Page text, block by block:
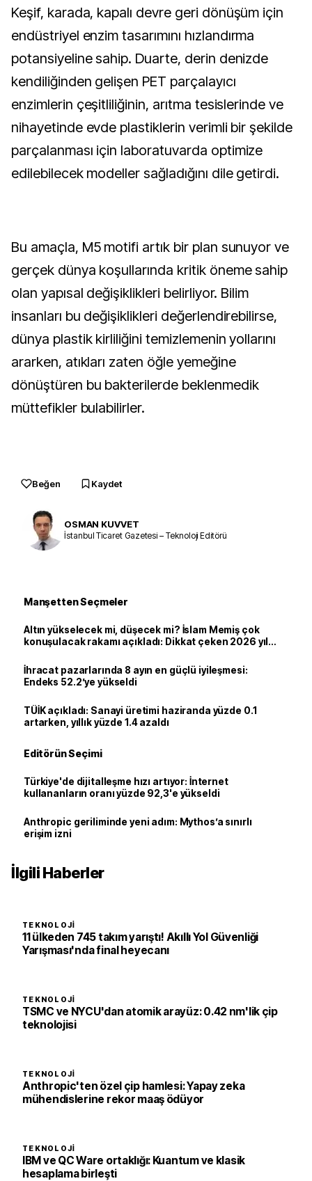
Keşif, karada, kapalı devre geri dönüşüm için
endüstriyel enzim tasarımını hızlandırma
potansiyeline sahip. Duarte, derin denizde
kendiliğinden gelişen PET parçalayıcı
enzimlerin çeşitliliğinin, arıtma tesislerinde ve
nihayetinde evde plastiklerin verimli bir şekilde
parçalanması için laboratuvarda optimize
edilebilecek modeller sağladığını dile getirdi.
Bu amaçla, M5 motifi artık bir plan sunuyor ve
gerçek dünya koşullarında kritik öneme sahip
olan yapısal değişiklikleri belirliyor. Bilim
insanları bu değişiklikleri değerlendirebilirse,
dünya plastik kirliliğini temizlemenin yollarını
ararken, atıkları zaten öğle yemeğine
dönüştüren bu bakterilerde beklenmedik
müttefikler bulabilirler.
Beğen Kaydet
OSMAN KUVVET
İstanbul Ticaret Gazetesi – Teknoloji Editörü
Manşetten Seçmeler
Altın yükselecek mi, düşecek mi? İslam Memiş çok
konuşulacak rakamı açıkladı: Dikkat çeken 2026 yıl
İhracat pazarlarında 8 ayın en güçlü iyileşmesi:
Endeks 52.2’ye yükseldi
TÜİK açıkladı: Sanayi üretimi haziranda yüzde 0.1
artarken, yıllık yüzde 1.4 azaldı
Editörün Seçimi
Türkiye'de dijitalleşme hızı artıyor: İnternet
kullananların oranı yüzde 92,3'e yükseldi
Anthropic geriliminde yeni adım: Mythos’a sınırlı
erişim izni
İlgili Haberler
TEKNOLOJI
11 ülkeden 745 takım yarıştı! Akıllı Yol Güvenliği
Yarışması'nda final heyecanı
TEKNOLOJI
TSMC ve NYCU'dan atomik arayüz: 0.42 nm'lik çip
teknolojisi
TEKNOLOJI
Anthropic'ten özel çip hamlesi: Yapay zeka
mühendislerine rekor maaş ödüyor
TEKNOLOJI
IBM ve QC Ware ortaklığı: Kuantum ve klasik
hesaplama birleşti